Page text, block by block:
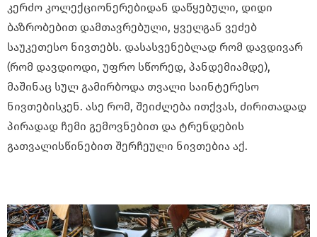
კერძო კოლექციონერებიდან დაწყებული, დიდი
ბაზრობებით დამთავრებული, ყველგან ვეძებ
საუკეთესო ნივთებს. დასასვენებლად რომ დავდივარ
(რომ დავდიოდი, უფრო სწორედ, პანდემიამდე),
მაშინაც სულ გამირბოდა თვალი საინტერესო
ნივთებისკენ. ასე რომ, შეიძლება ითქვას, ძირითადად
პირადად ჩემი გემოვნებით და ტრენდების
გათვალისწინებით შერჩეული ნივთებია აქ.